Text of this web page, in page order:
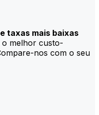
taxas mais baixas
o melhor custo-
nos com o seu